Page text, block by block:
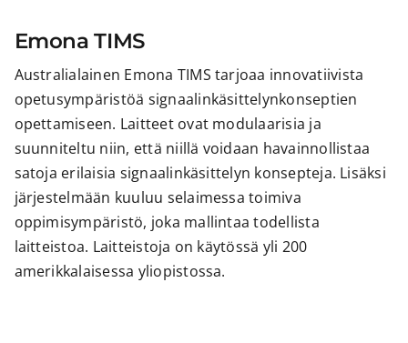
Emona TIMS
Australialainen Emona TIMS tarjoaa innovatiivista
opetusympäristöä signaalinkäsittelynkonseptien
opettamiseen. Laitteet ovat modulaarisia ja
suunniteltu niin, että niillä voidaan havainnollistaa
satoja erilaisia signaalinkäsittelyn konsepteja. Lisäksi
järjestelmään kuuluu selaimessa toimiva
oppimisympäristö, joka mallintaa todellista
laitteistoa. Laitteistoja on käytössä yli 200
amerikkalaisessa yliopistossa.